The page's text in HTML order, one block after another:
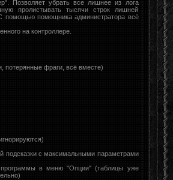
Позволяет убрать все лишнее из лога
пролистывать тысячи строк лишней
помощью помощника администратора всё
на контроллере.
потерянные фраги, всё вместе)
подсказки с максимальными параметрами
программы в меню "Опции" (таблицы уже